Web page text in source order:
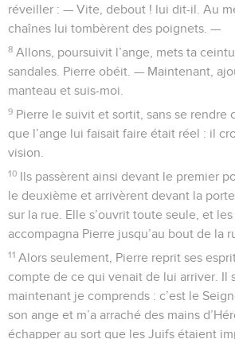
réveiller : — Vite, debout ! lui dit-il. Au
chaînes lui tombèrent des poignets. —
8 Allons, poursuivit l’ange, mets ta
sandales. Pierre obéit. — Maintenant,
manteau et suis-moi.
9 Pierre le suivit et sortit, sans se rendre
que l’ange lui faisait faire était réel : il
vision.
10 Ils passèrent ainsi devant le premier
le deuxième et arrivèrent devant la
sur la rue. Elle s’ouvrit toute seule, et
accompagna Pierre jusqu’au bout de la
11 Alors seulement, Pierre reprit ses
compte de ce qui venait de lui arriver. Il
maintenant je comprends : c’est le
son ange et m’a arraché des mains
échapper au sort que les Juifs étaient